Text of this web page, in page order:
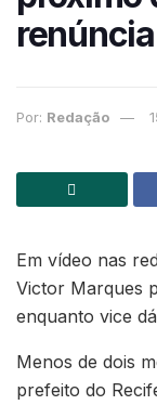
renúncia
Por: Redação
Em vídeo nas
Victor Marques
enquanto vice
Menos de dois
prefeito do